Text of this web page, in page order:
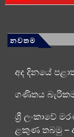
නවතම
අද දිනයේ
ගණිතය
ශ්‍රී ලංකාවේ
ළකුණ තබමු –